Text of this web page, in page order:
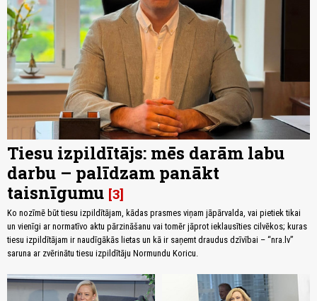
Tiesu izpildītājs: mēs darām labu
darbu – palīdzam panākt
taisnīgumu 3
Ko nozīmē būt tiesu izpildītājam, kādas prasmes viņam jāpārvalda, vai pietiek tikai
un vienīgi ar normatīvo aktu pārzināšanu vai tomēr jāprot ieklausīties cilvēkos; kuras
tiesu izpildītājam ir naudīgākās lietas un kā ir saņemt draudus dzīvībai – “nra.lv”
saruna ar zvērinātu tiesu izpildītāju Normundu Koricu.